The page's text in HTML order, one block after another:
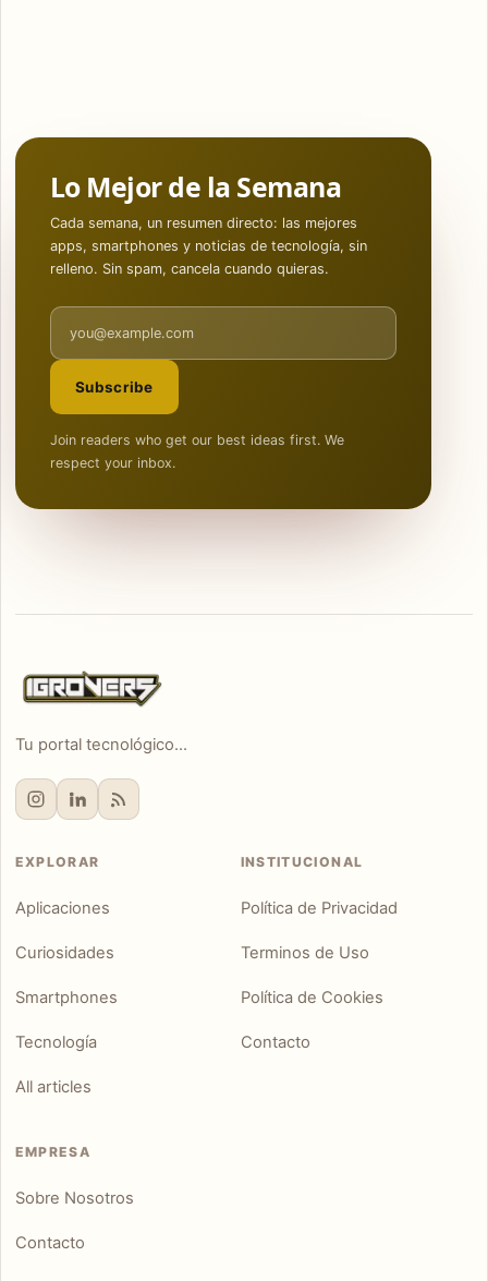
Lo Mejor de la Semana
Cada semana, un resumen directo: las mejores
apps, smartphones y noticias de tecnología, sin
relleno. Sin spam, cancela cuando quieras.
Email address
Subscribe
Join readers who get our best ideas first. We
respect your inbox.
Tu portal tecnológico...
EXPLORAR
Aplicaciones
Curiosidades
Smartphones
Tecnología
All articles
INSTITUCIONAL
Política de Privacidad
Terminos de Uso
Política de Cookies
Contacto
EMPRESA
Sobre Nosotros
Contacto